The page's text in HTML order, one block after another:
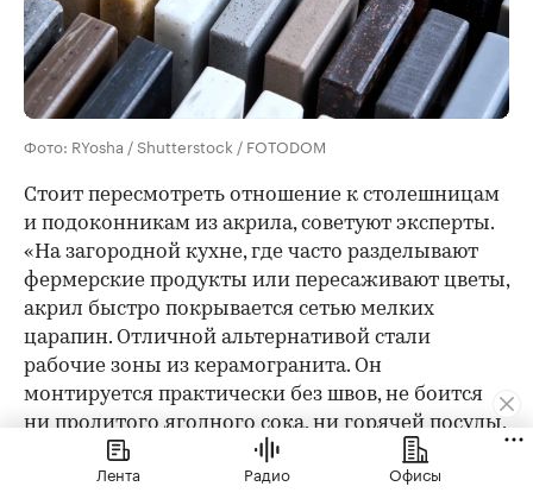
Фото: RYosha / Shutterstock / FOTODOM
Стоит пересмотреть отношение к столешницам
и подоконникам из акрила, советуют эксперты.
«На загородной кухне, где часто разделывают
фермерские продукты или пересаживают цветы,
акрил быстро покрывается сетью мелких
царапин. Отличной альтернативой стали
рабочие зоны из керамогранита. Он
монтируется практически без швов, не боится
ни пролитого ягодного сока, ни горячей посуды,
сохраняя вид монолитной каменной плиты», —
говорит Мария Паршина.
Лента Радио Офисы